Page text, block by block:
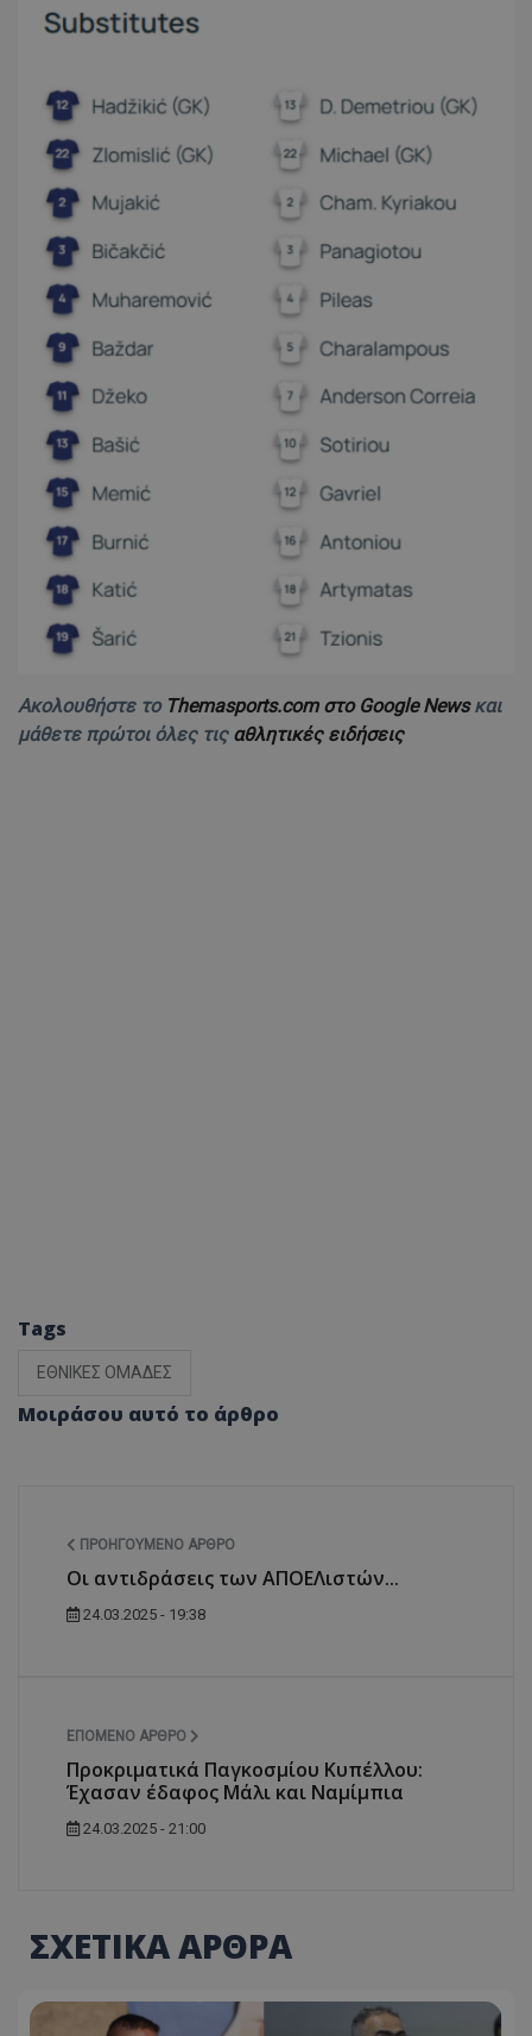
Ακολουθήστε το Themasports.com στο Google Newsκαι
μάθετε πρώτοι όλες τις αθλητικές ειδήσεις
Tags
ΕΘΝΙΚΕΣ ΟΜΑΔΕΣ
Μοιράσου αυτό το άρθρο
ΠΡΟΗΓΟΎΜΕΝΟ ΆΡΘΡΟ
Οι αντιδράσεις των ΑΠΟΕΛιστών...
24.03.2025 - 19:38
ΕΠΌΜΕΝΟ ΆΡΘΡΟ
Προκριματικά Παγκοσμίου Κυπέλλου:
Έχασαν έδαφος Μάλι και Ναμίμπια
24.03.2025 - 21:00
ΣΧΕΤΙΚΑ ΑΡΘΡΑ